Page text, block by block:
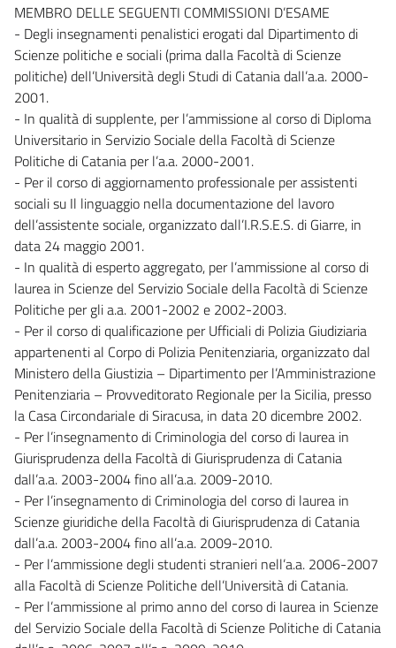
MEMBRO DELLE SEGUENTI COMMISSIONI D’ESAME
- Degli insegnamenti penalistici erogati dal Dipartimento di
Scienze politiche e sociali (prima dalla Facoltà di Scienze
politiche) dell’Università degli Studi di Catania dall’a.a. 2000-
2001.
- In qualità di supplente, per l’ammissione al corso di Diploma
Universitario in Servizio Sociale della Facoltà di Scienze
Politiche di Catania per l’a.a. 2000-2001.
- Per il corso di aggiornamento professionale per assistenti
sociali su Il linguaggio nella documentazione del lavoro
dell’assistente sociale, organizzato dall’I.R.S.E.S. di Giarre, in
data 24 maggio 2001.
- In qualità di esperto aggregato, per l’ammissione al corso di
laurea in Scienze del Servizio Sociale della Facoltà di Scienze
Politiche per gli a.a. 2001-2002 e 2002-2003.
- Per il corso di qualificazione per Ufficiali di Polizia Giudiziaria
appartenenti al Corpo di Polizia Penitenziaria, organizzato dal
Ministero della Giustizia – Dipartimento per l’Amministrazione
Penitenziaria – Provveditorato Regionale per la Sicilia, presso
la Casa Circondariale di Siracusa, in data 20 dicembre 2002.
- Per l’insegnamento di Criminologia del corso di laurea in
Giurisprudenza della Facoltà di Giurisprudenza di Catania
dall’a.a. 2003-2004 fino all’a.a. 2009-2010.
- Per l’insegnamento di Criminologia del corso di laurea in
Scienze giuridiche della Facoltà di Giurisprudenza di Catania
dall’a.a. 2003-2004 fino all’a.a. 2009-2010.
- Per l’ammissione degli studenti stranieri nell’a.a. 2006-2007
alla Facoltà di Scienze Politiche dell’Università di Catania.
- Per l’ammissione al primo anno del corso di laurea in Scienze
del Servizio Sociale della Facoltà di Scienze Politiche di Catania